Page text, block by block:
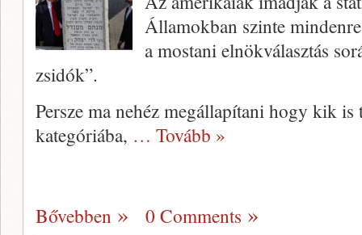
Államokban szinte
a mostani elnökválasztás
zsidók”.
Persze ma nehéz megállapítani hogy kik
kategóriába, … Tovább »
Bővebben 0 Comments